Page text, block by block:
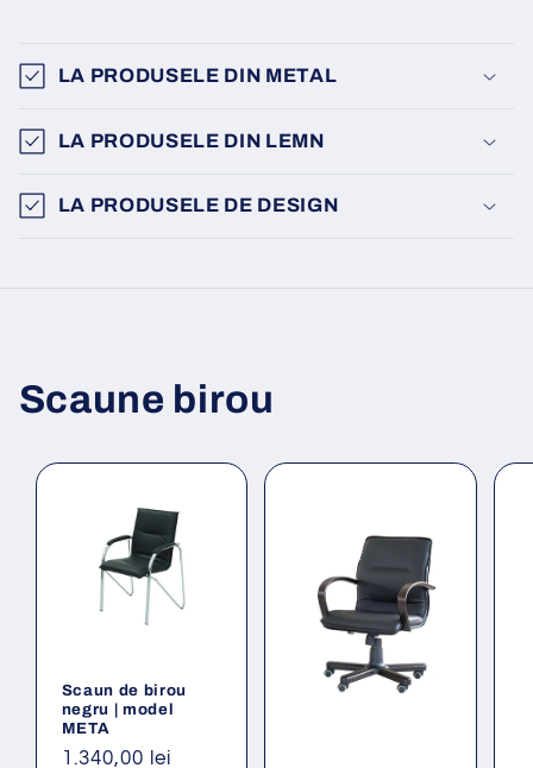
LA PRODUSELE DIN METAL
LA PRODUSELE DIN LEMN
LA PRODUSELE DE DESIGN
Scaune birou
Scaun de birou
negru | model
META
Preț
1.340,00 lei